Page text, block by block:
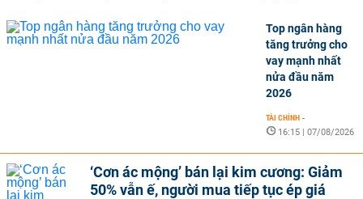
Top ngân hàng
tăng trưởng cho
vay mạnh nhất
nửa đầu năm
2026
TÀI CHÍNH -
16:15 | 07/08/2026
‘Cơn ác mộng’ bán lại kim cương: Giảm
50% vẫn ế, người mua tiếp tục ép giá